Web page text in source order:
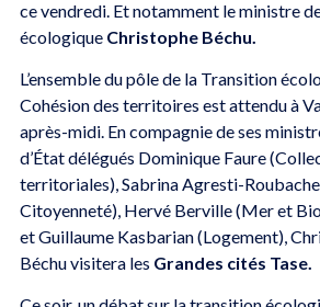
ce vendredi. Et notamment le ministre
écologique Christophe Béchu.
L’ensemble du pôle de la Transition
Cohésion des territoires est attendu à
après-midi. En compagnie de ses
d’État délégués Dominique Faure
territoriales), Sabrina Agresti-
Citoyenneté), Hervé Berville (Mer et
et Guillaume Kasbarian (Logement),
Béchu visitera les Grandes cités Tase.